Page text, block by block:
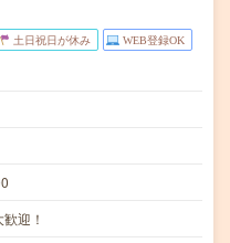
土日祝日が休み WEB登録OK
迎！